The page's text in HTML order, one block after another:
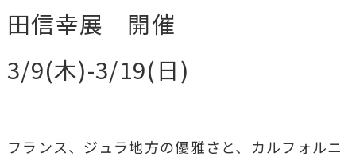
田信幸展 開催
3/9(木)-3/19(日)
フランス、ジュラ地方の優雅さと、カルフォルニ